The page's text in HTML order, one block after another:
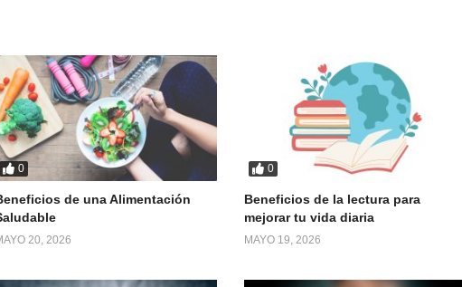
0
de una Alimentación
20, 2026
0
Beneficios de la lectura para
mejorar tu vida diaria
MAYO 19, 2026